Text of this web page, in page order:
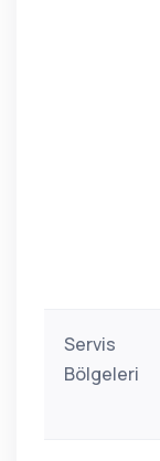
Servis
Bölgeleri